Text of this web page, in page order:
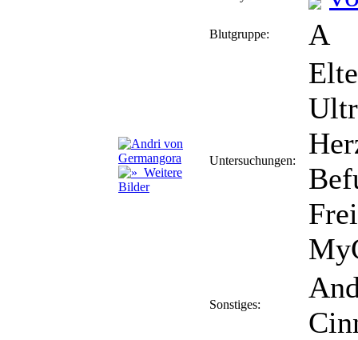
Weitere
Bilder
Blutgruppe: A
Untersuchungen:
Sonstiges: